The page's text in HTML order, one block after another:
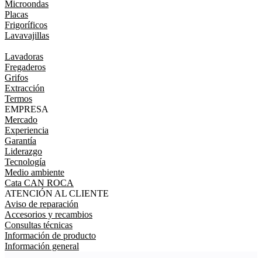
Microondas
Placas
Frigoríficos
Lavavajillas
Lavadoras
Fregaderos
Grifos
Extracción
Termos
EMPRESA
Mercado
Experiencia
Garantía
Liderazgo
Tecnología
Medio ambiente
Cata CAN ROCA
ATENCIÓN AL CLIENTE
Aviso de reparación
Accesorios y recambios
Consultas técnicas
Información de producto
Información general